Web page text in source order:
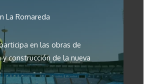
La Romareda
en las obras de
construcción de la nueva